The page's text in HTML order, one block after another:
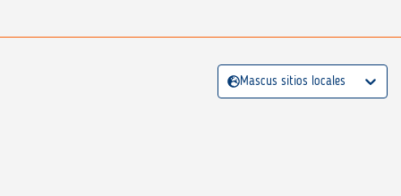
Mascus sitios locales